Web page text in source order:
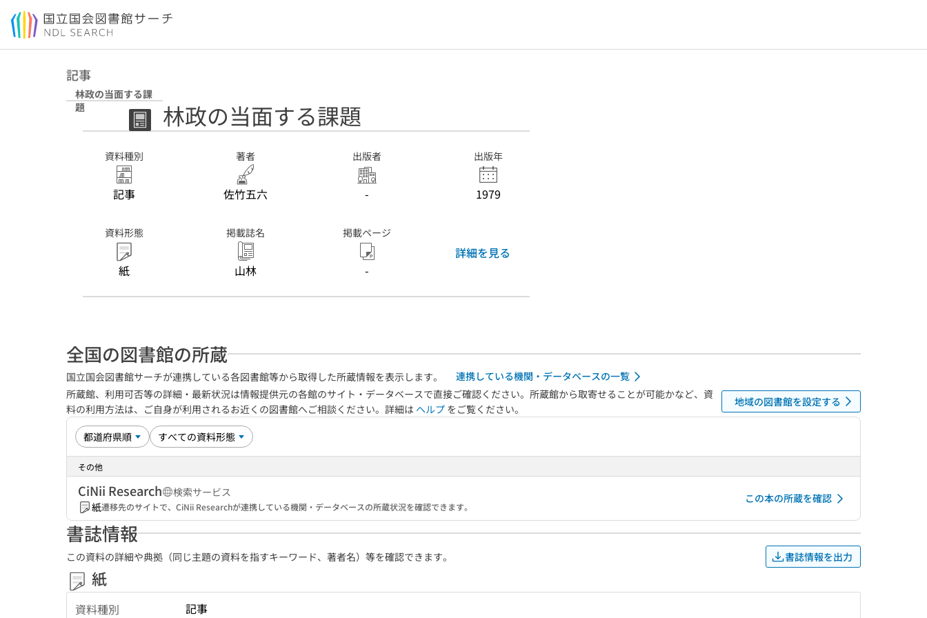
本文へ移動
記事
林政の当面する課
題
林政の当面する課題
資料種別
記事
著者
佐竹五六
出版者
-
出版年
1979
資料形態
紙
掲載誌名
山林
掲載ページ
-
詳細を見る
全国の図書館の所蔵
国立国会図書館サーチが連携している各図書館等から取得した所蔵情報を表示します。
連携している機関・データベースの一覧
所蔵館、利用可否等の詳細・最新状況は情報提供元の各館のサイト・データベースで直接ご確認ください。所蔵館から取寄せることが可能かなど、資
料の利用方法は、ご自身が利用されるお近くの図書館へご相談ください。詳細は ヘルプ をご覧ください。
地域の図書館を設定する
その他
CiNii Research
検索サービス
紙遷移先のサイトで、CiNii Researchが連携している機関・データベースの所蔵状況を確認できます。
この本の所蔵を確認
書誌情報
この資料の詳細や典拠（同じ主題の資料を指すキーワード、著者名）等を確認できます。 書誌情報を出力
紙
資料種別 記事